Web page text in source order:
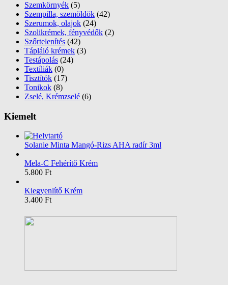
Szemkörnyék (5)
Szempilla, szemöldök (42)
Szerumok, olajok (24)
Szolikrémek, fényvédők (2)
Szőrtelenítés (42)
Tápláló krémek (3)
Testápolás (24)
Textíliák (0)
Tisztítók (17)
Tonikok (8)
Zselé, Krémzselé (6)
Kiemelt
Solanie Minta Mangó-Rizs AHA radír 3ml
Mela-C Fehérítő Krém
5.800 Ft
Kiegyenlítő Krém
3.400 Ft